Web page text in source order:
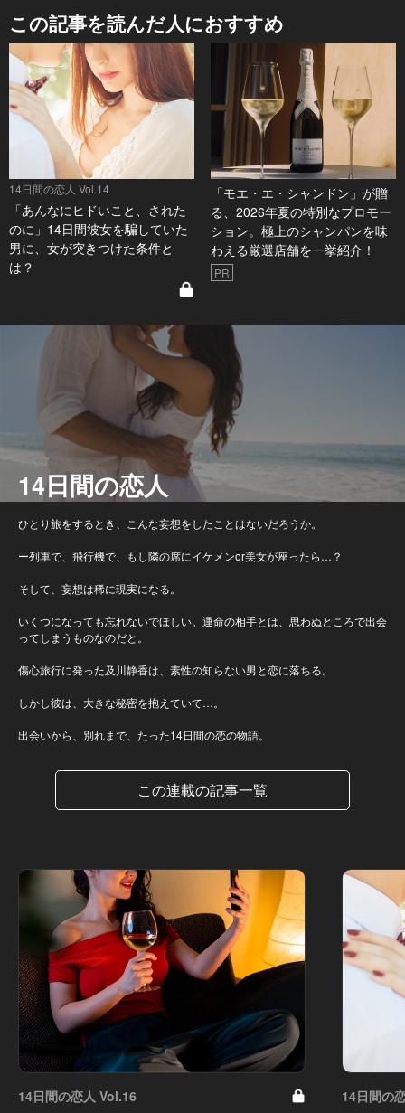
この記事を読んだ人におすすめ
14日間の恋人 Vol.14
「あんなにヒドいこと、された
のに」14日間彼女を騙していた
男に、女が突きつけた条件と
は？
「モエ・エ・シャンドン」が贈
る、2026年夏の特別なプロモー
ション。極上のシャンパンを味
わえる厳選店舗を一挙紹介！
PR
14日間の恋人
ひとり旅をするとき、こんな妄想をしたことはないだろうか。
ー列車で、飛行機で、もし隣の席にイケメンor美女が座ったら…？
そして、妄想は稀に現実になる。
いくつになっても忘れないでほしい。運命の相手とは、思わぬところで出会
ってしまうものなのだと。
傷心旅行に発った及川静香は、素性の知らない男と恋に落ちる。
しかし彼は、大きな秘密を抱えていて…。
出会いから、別れまで、たった14日間の恋の物語。
この連載の記事一覧
14日間の恋人 Vol.16 14日間の